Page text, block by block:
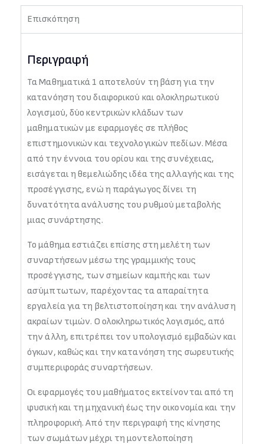
Επισκόπηση
Περιγραφή
Τα Μαθηματικά 1 αποτελούν τη βάση για την
κατανόηση του διαφορικού και ολοκληρωτικού
λογισμού, δύο κεντρικών κλάδων των
μαθηματικών με εφαρμογές σε πλήθος
επιστημονικών και τεχνολογικών πεδίων. Μέσα
από την έννοια του ορίου και της συνέχειας,
εισάγεται η θεμελιώδης ιδέα της αλλαγής και της
προσέγγισης, ενώ η παράγωγος δίνει τη
δυνατότητα ανάλυσης του ρυθμού μεταβολής
μιας συνάρτησης.
Το μάθημα εστιάζει επίσης στη μελέτη των
συναρτήσεων μέσω της γραμμικής τους
προσέγγισης, των σημείων καμπής και των
ασύμπτωτων, παρέχοντας τα απαραίτητα
εργαλεία για τη βελτιστοποίηση και την ανάλυση
ακραίων τιμών. Ο ολοκληρωτικός λογισμός, από
την άλλη, επιτρέπει τον υπολογισμό εμβαδών και
όγκων, καθώς και την κατανόηση της σωρευτικής
συμπεριφοράς συναρτήσεων.
Οι εφαρμογές του μαθήματος εκτείνονται από τη
φυσική και τη μηχανική έως την οικονομία και την
πληροφορική. Από την περιγραφή της κίνησης
των σωμάτων μέχρι τη μοντελοποίηση